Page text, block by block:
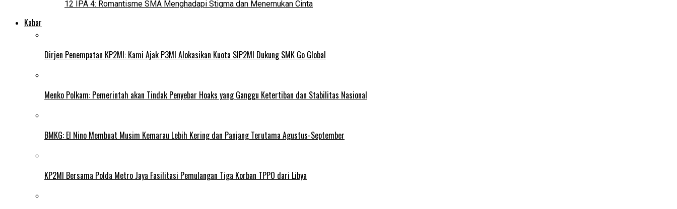
12 IPA 4: Romantisme SMA Menghadapi Stigma dan Menemukan Cinta
Kabar
Dirjen Penempatan KP2MI: Kami Ajak P3MI Alokasikan Kuota SIP2MI Dukung SMK Go Global
Menko Polkam: Pemerintah akan Tindak Penyebar Hoaks yang Ganggu Ketertiban dan Stabilitas Nasional
BMKG: El Nino Membuat Musim Kemarau Lebih Kering dan Panjang Terutama Agustus-September
KP2MI Bersama Polda Metro Jaya Fasilitasi Pemulangan Tiga Korban TPPO dari Libya